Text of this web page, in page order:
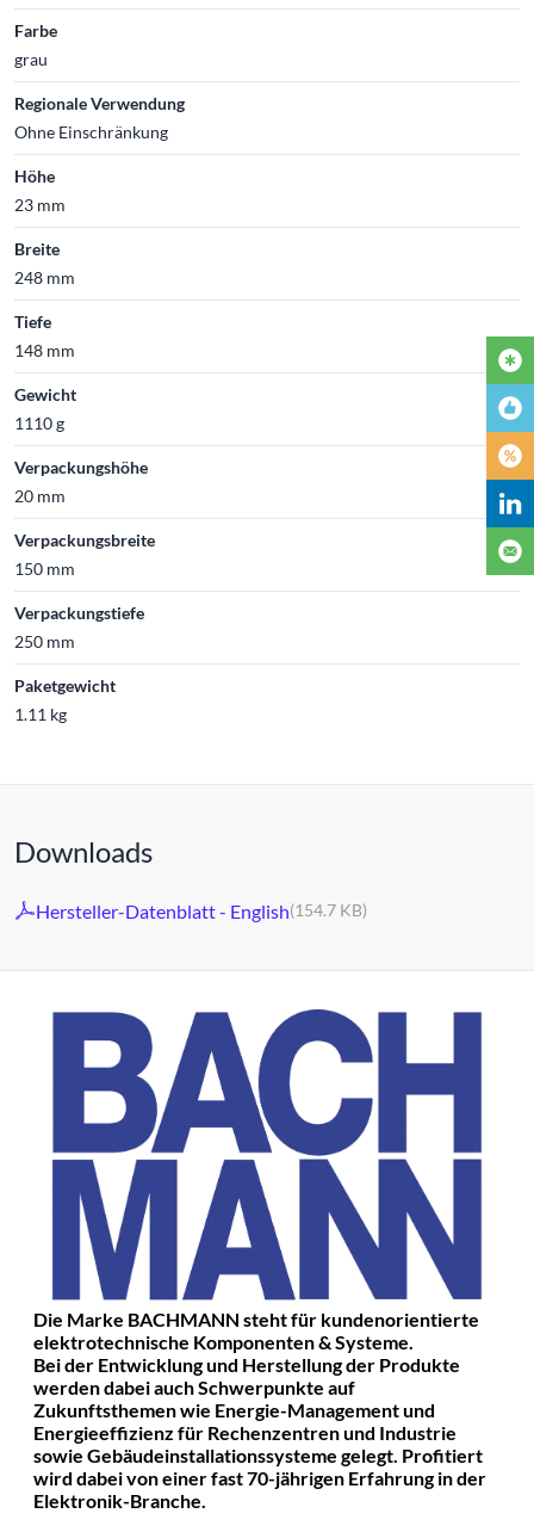
Farbe
grau
Regionale Verwendung
Ohne Einschränkung
Höhe
23 mm
Breite
248 mm
Tiefe
148 mm
Gewicht
1110 g
Verpackungshöhe
20 mm
Verpackungsbreite
150 mm
Verpackungstiefe
250 mm
Paketgewicht
1.11 kg
Downloads
Hersteller-Datenblatt - English(154.7 KB)
Die Marke BACHMANN steht für kundenorientierte
elektrotechnische Komponenten & Systeme.
Bei der Entwicklung und Herstellung der Produkte
werden dabei auch Schwerpunkte auf
Zukunftsthemen wie Energie-Management und
Energieeffizienz für Rechenzentren und Industrie
sowie Gebäudeinstallationssysteme gelegt. Profitiert
wird dabei von einer fast 70-jährigen Erfahrung in der
Elektronik-Branche.